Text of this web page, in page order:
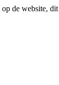
de website,